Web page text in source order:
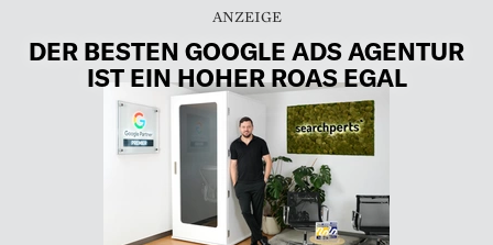
DER BESTEN GOOGLE ADS AGENTUR
IST EIN HOHER ROAS EGAL